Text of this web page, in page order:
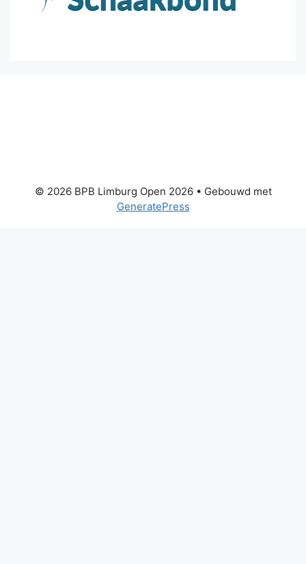
© 2026 BPB Limburg Open 2026• Gebouwd met
GeneratePress